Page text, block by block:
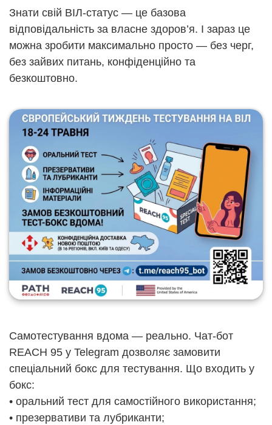
Знати свій ВІЛ-статус — це базова
відповідальність за власне здоров’я. І зараз це
можна зробити максимально просто — без черг,
без зайвих питань, конфіденційно та
безкоштовно.
Самотестування вдома — реально. Чат-бот
REACH 95 у Telegram дозволяє замовити
спеціальний бокс для тестування. Що входить у
бокс:
• оральний тест для самостійного використання;
• презервативи та лубриканти;